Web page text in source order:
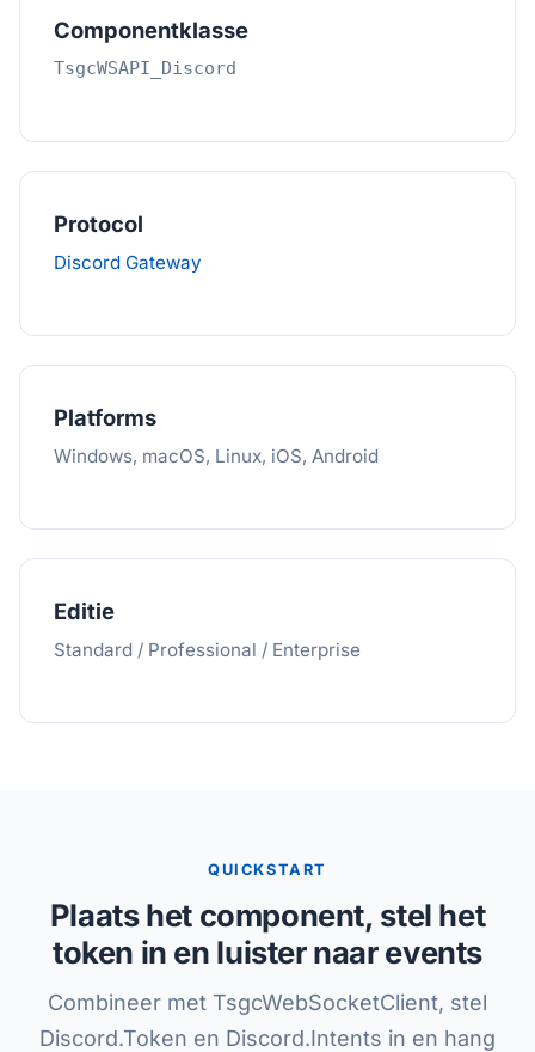
Componentklasse
TsgcWSAPI_Discord
Protocol
Discord Gateway
Platforms
Windows, macOS, Linux, iOS, Android
Editie
Standard / Professional / Enterprise
QUICKSTART
Plaats het component, stel het
token in en luister naar events
Combineer met TsgcWebSocketClient, stel
Discord.Token en Discord.Intents in en hang